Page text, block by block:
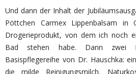
Und dann der Inhalt der
Pöttchen Carmex Lippenbalsam in
Drogerieprodukt, von dem ich noch
Bad stehen habe. Dann zwei
Basispflegereihe von Dr. Hauschka:
die milde Reinigungsmilch.